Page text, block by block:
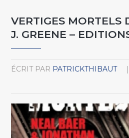
VERTIGES MORTELS
J. GREENE –
ÉCRIT PAR PATRICKTHIBAUT